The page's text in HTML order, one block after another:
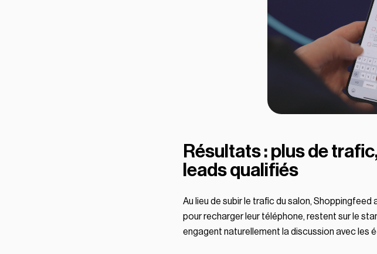
Résultats : plus de
leads qualifiés
Au lieu de subir le trafic du salon, Shoppingfeed
pour recharger leur téléphone, restent sur le
engagent naturellement la discussion avec les